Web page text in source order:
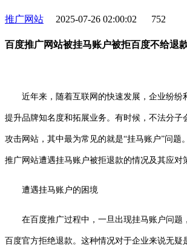
推广网站 2025-07-26 02:00:02 752
百度推广网站被挂马账户被拒百度不给退
近年来，随着互联网的快速发展，企业纷纷
提升品牌知名度和拓展业务。有时候，不法分子
攻击网站，其中最为常见的就是“挂马账户”问题
推广网站遭遇挂马账户被拒退款的情况及其应对
遭遇挂马账户的困境
在百度推广过程中，一旦出现挂马账户问题
百度官方拒绝退款。这种情况对于企业来说无疑